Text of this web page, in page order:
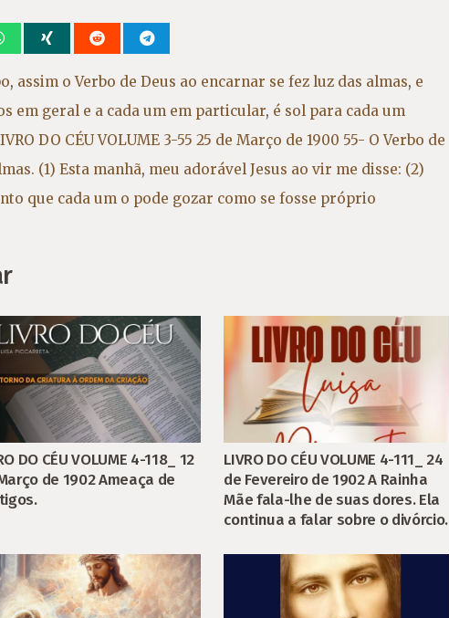
, assim o Verbo de Deus ao encarnar se fez luz das almas, e
em geral e a cada um em particular, é sol para cada um
DO CÉU VOLUME 3-55 25 de Março de 1900 55- O Verbo de
(1) Esta manhã, meu adorável Jesus ao vir me disse: (2)
que cada um o pode gozar como se fosse próprio
DO CÉU VOLUME 4-118_ 12
de 1902 Ameaça de
LIVRO DO CÉU VOLUME 4-111_ 24
de Fevereiro de 1902 A Rainha
Mãe fala-lhe de suas dores. Ela
continua a falar sobre o divórcio.